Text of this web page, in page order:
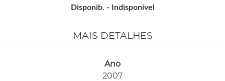
Disponib. -
Indisponível
MAIS DETALHES
Ano
2007